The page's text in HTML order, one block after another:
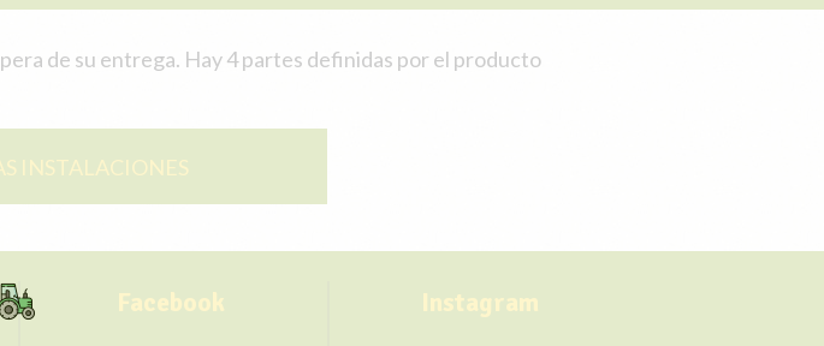
de su entrega. Hay 4 partes definidas por el producto
INSTALACIONES
Facebook Instagram